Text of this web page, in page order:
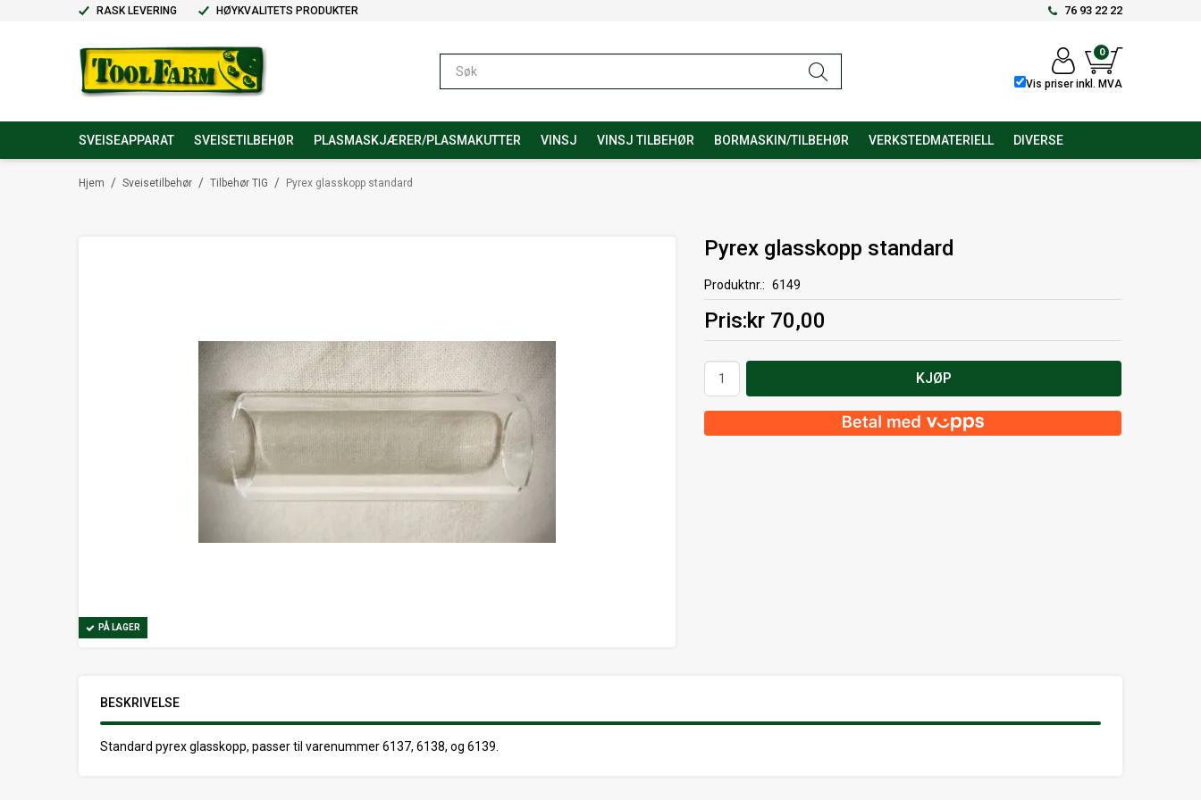
RASK LEVERING HØYKVALITETS PRODUKTER 76 93 22 22
0
Vis priser inkl. MVA
SVEISEAPPARAT SVEISETILBEHØR PLASMASKJÆRER/PLASMAKUTTER VINSJ VINSJ TILBEHØR BORMASKIN/TILBEHØR VERKSTEDMATERIELL DIVERSE
/
Hjem /
Sveisetilbehør /
Tilbehør TIG Pyrex glasskopp standard
PÅ LAGER
Pyrex glasskopp standard
Produktnr. 6149
Pris kr 70,00
KJØP
BESKRIVELSE
Standard pyrex glasskopp, passer til varenummer 6137, 6138, og 6139.